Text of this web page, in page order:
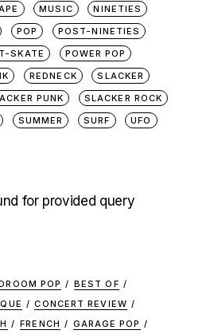
MUSIC
NINETIES
POP
POST-NINETIES
SKATE
POWER POP
REDNECK
SLACKER
PUNK
SLACKER ROCK
SUMMER SURF UFO
for provided query
POP
BEST OF
CONCERT REVIEW
FRENCH GARAGE POP